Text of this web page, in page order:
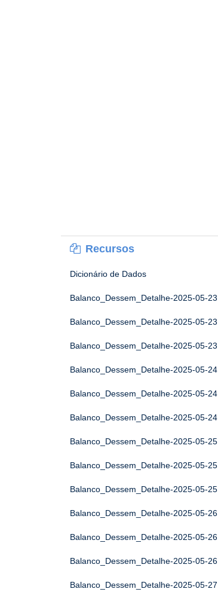
Recursos
Dicionário de Dados
Balanco_Dessem_Detalhe-2025-05-23
Balanco_Dessem_Detalhe-2025-05-23
Balanco_Dessem_Detalhe-2025-05-23
Balanco_Dessem_Detalhe-2025-05-24
Balanco_Dessem_Detalhe-2025-05-24
Balanco_Dessem_Detalhe-2025-05-24
Balanco_Dessem_Detalhe-2025-05-25
Balanco_Dessem_Detalhe-2025-05-25
Balanco_Dessem_Detalhe-2025-05-25
Balanco_Dessem_Detalhe-2025-05-26
Balanco_Dessem_Detalhe-2025-05-26
Balanco_Dessem_Detalhe-2025-05-26
Balanco_Dessem_Detalhe-2025-05-27